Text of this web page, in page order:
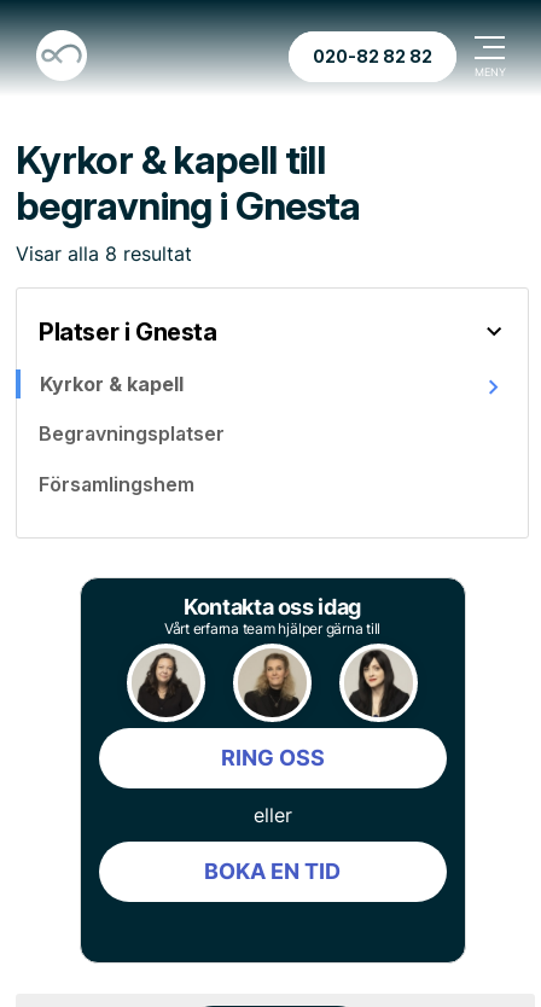
020-82 82 82
Kyrkor & kapell till
begravning i Gnesta
Visar alla 8 resultat
Platser i Gnesta
Kyrkor & kapell
Begravningsplatser
Församlingshem
Kontakta oss idag
Vårt erfarna team hjälper gärna till
RING OSS
eller
BOKA EN TID